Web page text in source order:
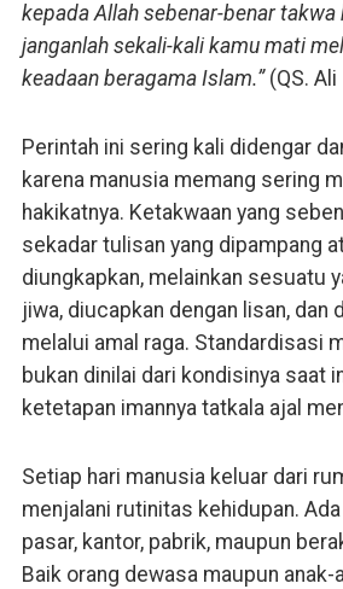
kepada Allah sebenar-benar takwa
janganlah sekali-kali kamu mati
keadaan beragama Islam.”(QS. Ali
Perintah ini sering kali didengar
karena manusia memang sering
hakikatnya. Ketakwaan yang
sekadar tulisan yang dipampang
diungkapkan, melainkan sesuatu
jiwa, diucapkan dengan lisan, dan
melalui amal raga. Standardisasi
bukan dinilai dari kondisinya saat
ketetapan imannya tatkala ajal
Setiap hari manusia keluar dari
menjalani rutinitas kehidupan.
pasar, kantor, pabrik, maupun
Baik orang dewasa maupun anak-